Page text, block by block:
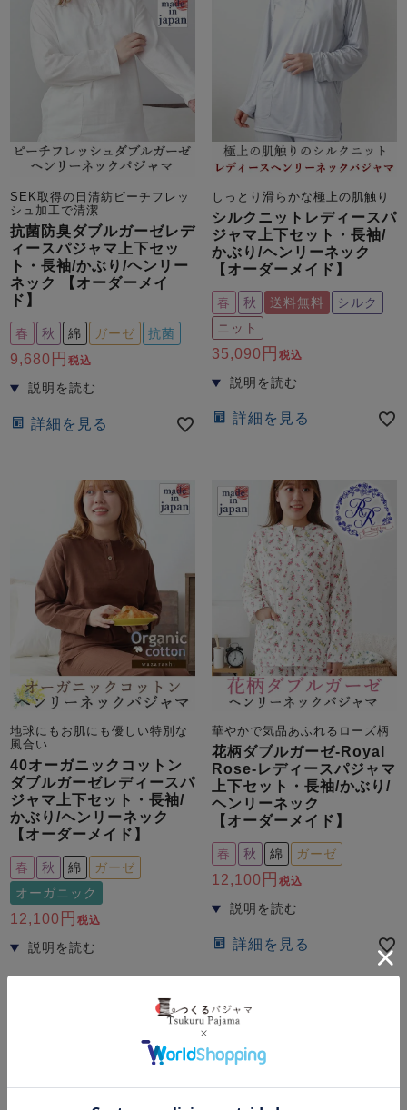
SEK取得の日清紡ピーチフレッ
シュ加工で清潔
抗菌防臭ダブルガーゼレデ
ィースパジャマ上下セッ
ト・長袖/かぶり/ヘンリー
ネック 【オーダーメイ
ド】
春 秋 綿 ガーゼ 抗菌
9,680 税込
詳細を見る
しっとり滑らかな極上の肌触り
シルクニットレディースパ
ジャマ上下セット・長袖/
かぶり/ヘンリーネック
【オーダーメイド】
春 秋 送料無料
シルク
ニット
35,090 税込
詳細を見る
地球にもお肌にも優しい特別な
風合い
40オーガニックコットン
ダブルガーゼレディースパ
ジャマ上下セット・長袖/
かぶり/ヘンリーネック
【オーダーメイド】
春 秋 綿
ガーゼ
オーガニック
12,100 税込
華やかで気品あふれるローズ柄
花柄ダブルガーゼ-Royal
Rose-レディースパジャマ
上下セット・長袖/かぶり/
ヘンリーネック
【オーダーメイド】
春 秋 綿 ガーゼ
12,100 税込
詳細を見る